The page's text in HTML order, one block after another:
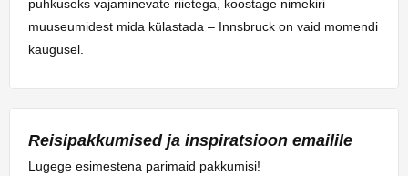
puhkuseks vajaminevate riietega, koostage nimekiri
muuseumidest mida külastada – Innsbruck on vaid momendi
kaugusel.
Reisipakkumised ja inspiratsioon emailile
Lugege esimestena parimaid pakkumisi!